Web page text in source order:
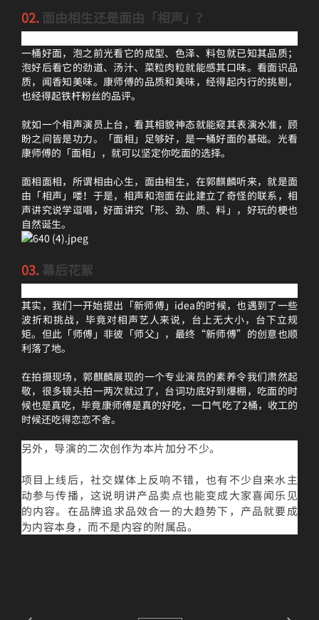
02.面由相生还是面由「相声」？
一桶好面，泡之前光看它的成型、色泽、料包就已知其品质；
泡好后看它的劲道、汤汁、菜粒肉粒就能感其口味。看面识品
质，闻香知美味。康师傅的品质和美味，经得起内行的挑剔，
也经得起铁杆粉丝的品评。
就如一个相声演员上台，看其相貌神态就能窥其表演水准，顾
盼之间皆是功力。「面相」足够好，是一桶好面的基础。光看
康师傅的「面相」，就可以坚定你吃面的选择。
面相面相，所谓相由心生，面由相生，在郭麒麟听来，就是面
由「相声」喽！于是，相声和泡面在此建立了奇怪的联系，相
声讲究说学逗唱，好面讲究「形、劲、质、料」，好玩的梗也
自然诞生。
03.幕后花絮
其实，我们一开始提出「新师傅」idea的时候，也遇到了一些
波折和挑战，毕竟对相声艺人来说，台上无大小，台下立规
矩。但此「师傅」非彼「师父」，最终“新师傅”的创意也顺
利落了地。
在拍摄现场，郭麒麟展现的一个专业演员的素养令我们肃然起
敬，很多镜头拍一两次就过了，台词功底好到爆棚，吃面的时
候也是真吃，毕竟康师傅是真的好吃，一口气吃了2桶，收工的
时候还吃得恋恋不舍。
另外，导演的二次创作为本片加分不少。
项目上线后，社交媒体上反响不错，也有不少自来水主
动参与传播，这说明讲产品卖点也能变成大家喜闻乐见
的内容。在品牌追求品效合一的大趋势下，产品就要成
为内容本身，而不是内容的附属品。